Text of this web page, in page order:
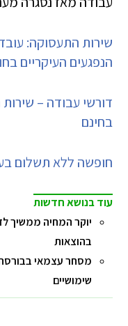
שירות התעסוקה:
הנפגעים העיקריים
דורשי עבודה –
בחינם
חופשה ללא תשלום
עוד בנושא חדשות
יוקר המחיה ממשיך
בהוצאות
מסחר עצמאי בבורסה
שימושיים